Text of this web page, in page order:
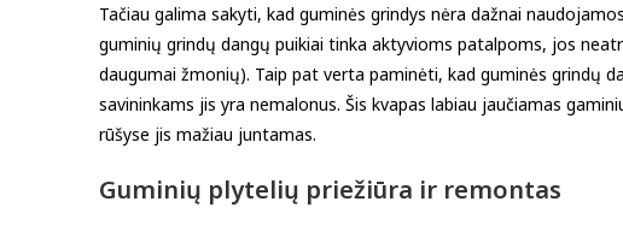
Tačiau galima sakyti, kad guminės grindys nėra dažnai
guminių grindų dangų puikiai tinka aktyvioms patalpoms, jos
daugumai žmonių). Taip pat verta paminėti, kad guminės grindų
savininkams jis yra nemalonus. Šis kvapas labiau jaučiamas
rūšyse jis mažiau juntamas.
Guminių plytelių priežiūra ir remontas